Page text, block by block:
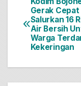
pos
Gerak Cepat
Salurkan 16
Air Bersih
Warga
Kekeringan